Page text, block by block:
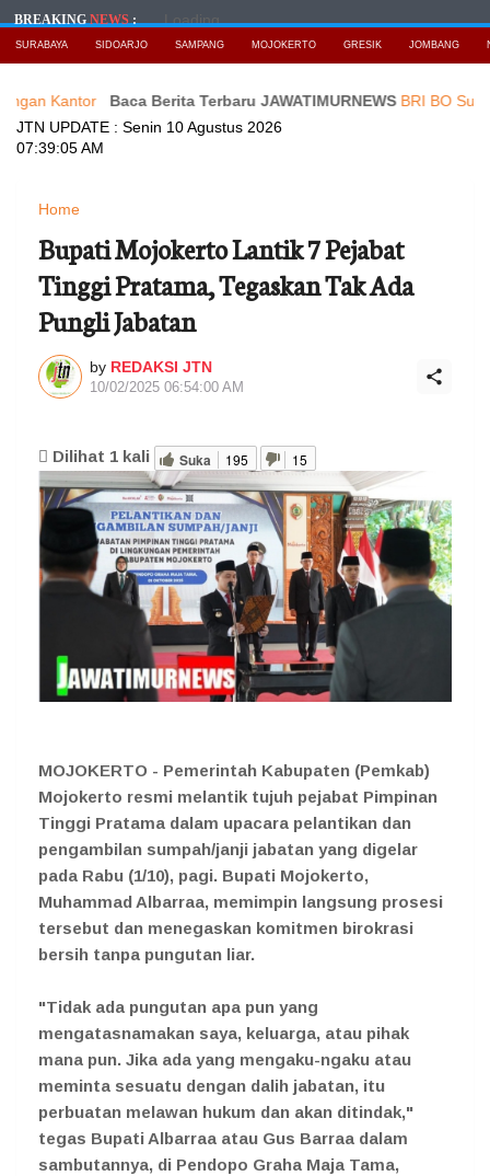
BREAKINGNEWS: Loading...
SURABAYA SIDOARJO SAMPANG MOJOKERTO GRESIK JOMBANG
Baca Berita Terbaru JAWATIMURNEWS BRI BO Sudirman
JTN UPDATE : Senin 10 Agustus 2026
07:39:07 AM
Home
Bupati Mojokerto Lantik 7 Pejabat
Tinggi Pratama, Tegaskan Tak Ada
Pungli Jabatan
by REDAKSI JTN
10/02/2025 06:54:00 AM
Dilihat 1 kali Suka 195 15
MOJOKERTO - Pemerintah Kabupaten (Pemkab)
Mojokerto resmi melantik tujuh pejabat Pimpinan
Tinggi Pratama dalam upacara pelantikan dan
pengambilan sumpah/janji jabatan yang digelar
pada Rabu (1/10), pagi. Bupati Mojokerto,
Muhammad Albarraa, memimpin langsung prosesi
tersebut dan menegaskan komitmen birokrasi
bersih tanpa pungutan liar.
"Tidak ada pungutan apa pun yang
mengatasnamakan saya, keluarga, atau pihak
mana pun. Jika ada yang mengaku-ngaku atau
meminta sesuatu dengan dalih jabatan, itu
perbuatan melawan hukum dan akan ditindak,"
tegas Bupati Albarraa atau Gus Barraa dalam
sambutannya, di Pendopo Graha Maja Tama,